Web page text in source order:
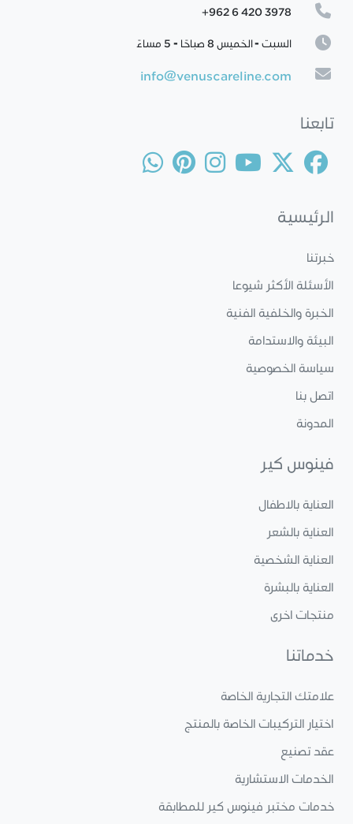
+962 6 420 3978
السبت - الخميس 8 صباحًا - 5 مساءً
info@venuscareline.com
تابعنا
الرئيسية
خبرتنا
الأسئلة الأكثر شيوعا
الخبرة والخلفية الفنية
البيئة والاستدامة
سياسة الخصوصية
اتصل بنا
المدونة
فينوس كير
العناية بالاطفال
العناية بالشعر
العناية الشخصية
العناية بالبشرة
منتجات اخرى
خدماتنا
علامتك التجارية الخاصة
اختيار التركيبات الخاصة بالمنتج
عقد تصنيع
الخدمات الاستشارية
خدمات مختبر فينوس كير للمطابقة